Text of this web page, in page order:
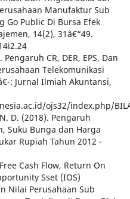
Manufaktur Sub
Go Public Di Bursa Efek
14(2), 31â€“49.
CR, DER, EPS, Dan
Telekomunikasi
Jurnal Ilmiah Akuntansi,
ojs32/index.php/
D. (2018). Pengaruh
Suku Bunga dan Harga
Rupiah Tahun 2012 -
Cash Flow, Return On
Sset (IOS)
Nilai Perusahaan Sub